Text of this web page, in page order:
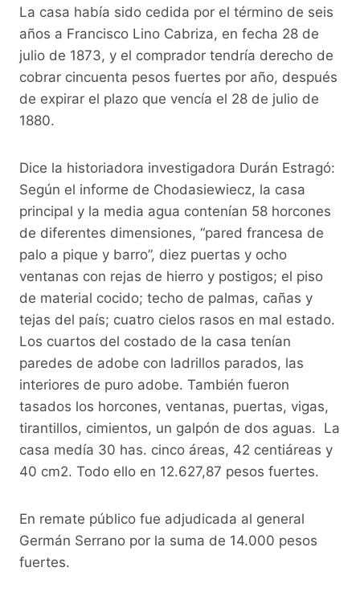
La casa había sido cedida por el término de seis
años a Francisco Lino Cabriza, en fecha 28 de
julio de 1873, y el comprador tendría derecho de
cobrar cincuenta pesos fuertes por año, después
de expirar el plazo que vencía el 28 de julio de
1880.
Dice la historiadora investigadora Durán Estragó:
Según el informe de Chodasiewiecz, la casa
principal y la media agua contenían 58 horcones
de diferentes dimensiones, “pared francesa de
palo a pique y barro”, diez puertas y ocho
ventanas con rejas de hierro y postigos; el piso
de material cocido; techo de palmas, cañas y
tejas del país; cuatro cielos rasos en mal estado.
Los cuartos del costado de la casa tenían
paredes de adobe con ladrillos parados, las
interiores de puro adobe. También fueron
tasados los horcones, ventanas, puertas, vigas,
tirantillos, cimientos, un galpón de dos aguas. La
casa medía 30 has. cinco áreas, 42 centiáreas y
40 cm2. Todo ello en 12.627,87 pesos fuertes.
En remate público fue adjudicada al general
Germán Serrano por la suma de 14.000 pesos
fuertes.